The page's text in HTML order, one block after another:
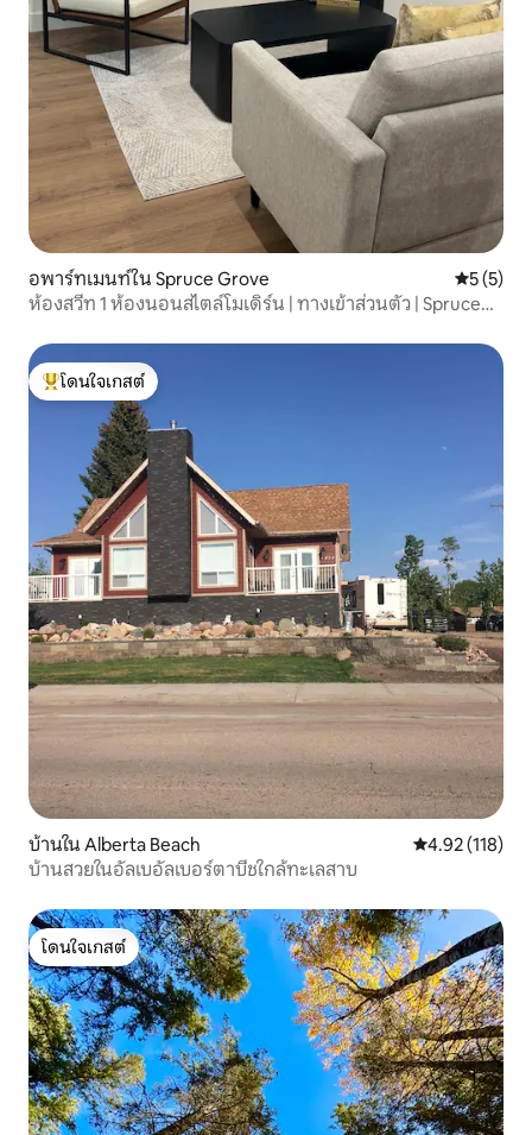
อพาร์ทเมนท์ใน Spruce Grove คะแนนเฉ
5 (5)
ห้องสวีท 1 ห้องนอนสไตล์โมเดิร์น | ทางเข้าส่วนตัว | Spruce
โดนใจเกสต์ที่สุด
โดนใจเกสต์
บ้านใน Alberta Beach คะแนนเฉลี่ย
4.92 (118)
บ้านสวยในอัลเบอัลเบอร์ตาบีชใกล้ทะเลสาบ
โดนใจเกสต์
โดนใจเกสต์